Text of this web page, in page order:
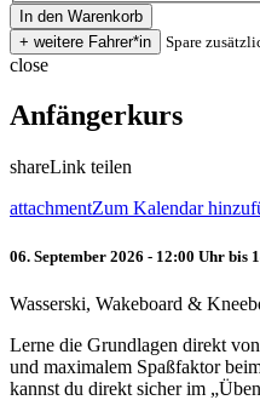
Spare
close
Anfängerkurs
shareLink teilen
attachmentZum Kalendar
06. September 2026 - 12:00 Uhr bis
Wasserski, Wakeboard &
Lerne die Grundlagen direkt
und maximalem Spaßfaktor
kannst du direkt sicher im